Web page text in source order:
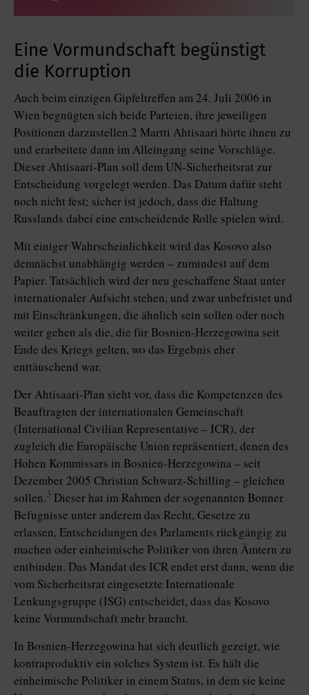
Eine Vormundschaft begünstigt
die Korruption
Auch beim einzigen Gipfeltreffen am 24. Juli 2006 in
Wien begnügten sich beide Parteien, ihre jeweiligen
Positionen darzustellen.2 Martti Ahtisaari hörte ihnen zu
und erarbeitete dann im Alleingang seine Vorschläge.
Dieser Ahtisaari-Plan soll dem UN-Sicherheitsrat zur
Entscheidung vorgelegt werden. Das Datum dafür steht
noch nicht fest; sicher ist jedoch, dass die Haltung
Russlands dabei eine entscheidende Rolle spielen wird.
Mit einiger Wahrscheinlichkeit wird das Kosovo also
demnächst unabhängig werden – zumindest auf dem
Papier. Tatsächlich wird der neu geschaffene Staat unter
internationaler Aufsicht stehen, und zwar unbefristet und
mit Einschränkungen, die ähnlich sein sollen oder noch
weiter gehen als die, die für Bosnien-Herzegowina seit
Ende des Kriegs gelten, wo das Ergebnis eher
enttäuschend war.
Der Ahtisaari-Plan sieht vor, dass die Kompetenzen des
Beauftragten der internationalen Gemeinschaft
(International Civilian Representative – ICR), der
zugleich die Europäische Union repräsentiert, denen des
Hohen Kommissars in Bosnien-Herzegowina – seit
Dezember 2005 Christian Schwarz-Schilling – gleichen
sollen.3 Dieser hat im Rahmen der sogenannten Bonner
Befugnisse unter anderem das Recht, Gesetze zu
erlassen, Entscheidungen des Parlaments rückgängig zu
machen oder einheimische Politiker von ihren Ämtern zu
entbinden. Das Mandat des ICR endet erst dann, wenn die
vom Sicherheitsrat eingesetzte Internationale
Lenkungsgruppe (ISG) entscheidet, dass das Kosovo
keine Vormundschaft mehr braucht.
In Bosnien-Herzegowina hat sich deutlich gezeigt, wie
kontraproduktiv ein solches System ist. Es hält die
einheimische Politiker in einem Status, in dem sie keine